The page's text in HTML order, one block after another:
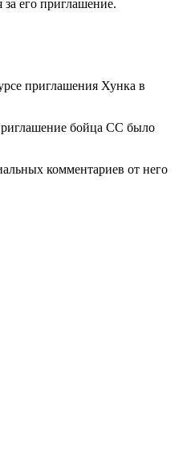
его приглашение.
приглашения Хунка в
бойца СС было
комментариев от него